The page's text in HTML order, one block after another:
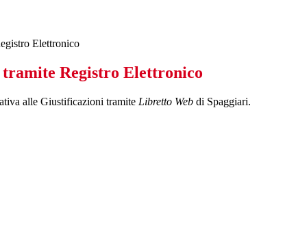
Elettronico
Registro Elettronico
alle Giustificazioni tramite Libretto Web di Spaggiari.